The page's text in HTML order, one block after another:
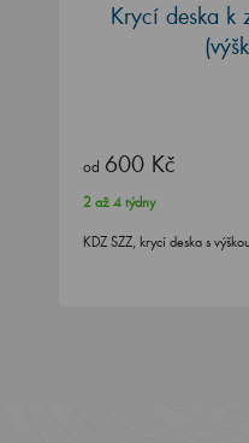
Krycí deska k
od 600 Kč
2 až 4 týdny
KDZ SZZ, krycí deska s